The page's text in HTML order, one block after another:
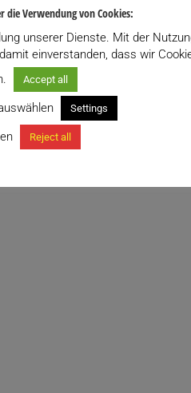
die Verwendung von Cookies:
unserer Dienste. Mit der
einverstanden, dass wir
Accept all
Settings
Reject all